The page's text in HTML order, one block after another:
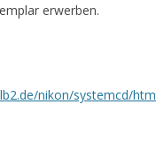
erwerben.
nikon/systemcd/